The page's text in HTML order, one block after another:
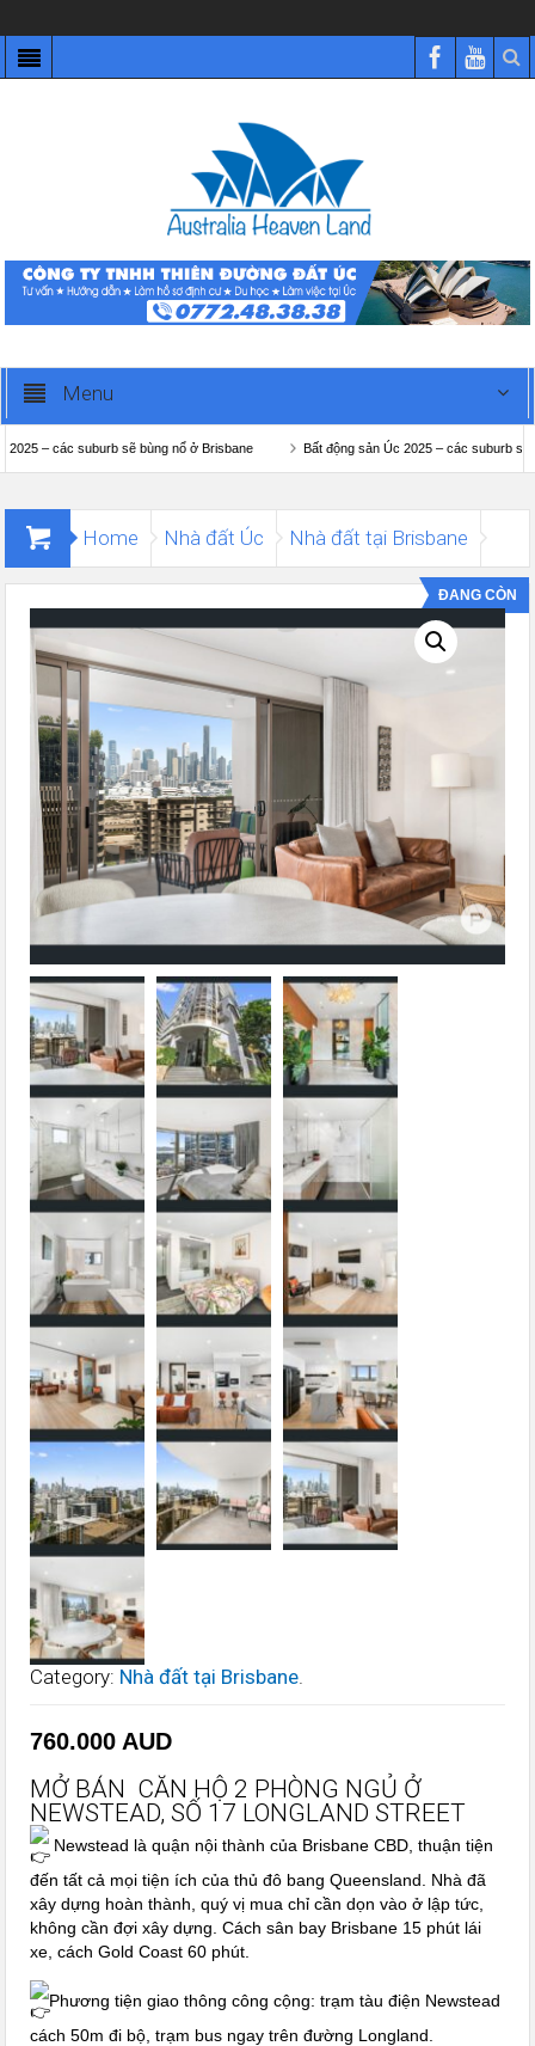
Menu
bùng nổ ở Brisbane Bất động sản Úc 2025 – các suburb sẽ bùng nổ ở Melbourne
Home Nhà đất Úc Nhà đất tại Brisbane
ĐANG CÒN
Category: Nhà đất tại Brisbane
760.000 AUD
MỞ BÁN CĂN HỘ 2 PHÒNG NGỦ Ở
NEWSTEAD, SỐ 17 LONGLAND STREET
Newstead là quận nội thành của Brisbane CBD, thuận tiện
đến tất cả mọi tiện ích của thủ đô bang Queensland. Nhà đã
xây dựng hoàn thành, quý vị mua chỉ cần dọn vào ở lập tức,
không cần đợi xây dựng. Cách sân bay Brisbane 15 phút lái
xe, cách Gold Coast 60 phút.
Phương tiện giao thông công cộng: trạm tàu điện Newstead
cách 50m đi bộ, trạm bus ngay trên đường Longland.